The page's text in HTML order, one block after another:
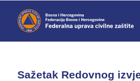
Sažetak Redovnog